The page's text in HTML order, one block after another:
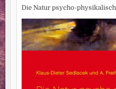
Die Natur psycho-